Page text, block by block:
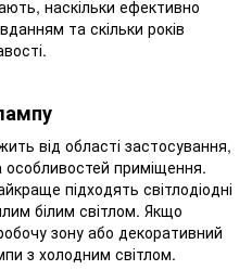
наскільки ефективно
та скільки років
від області застосування,
особливостей приміщення.
підходять світлодіодні
білим світлом. Якщо
зону або декоративний
з холодним світлом.